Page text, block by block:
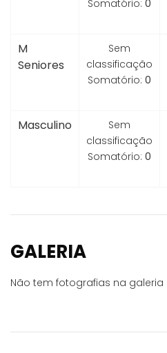
Somatório: 0
M
Seniores
Sem
classificação
Somatório: 0
Masculino
Sem
classificação
Somatório: 0
GALERIA
Não tem fotografias na galeria